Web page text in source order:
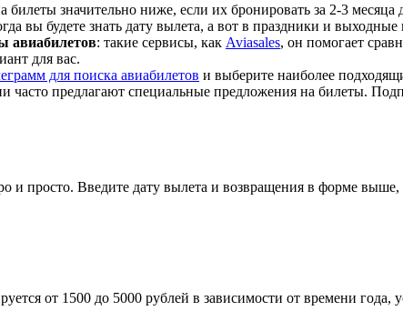
билеты значительно ниже, если их бронировать за 2-3
вы будете знать дату вылета, а вот в праздники и
авиабилетов: такие сервисы, как Aviasales, он помогает
для вас.
для поиска авиабилетов и выберите наиболее
часто предлагают специальные предложения на билеты.
просто. Введите дату вылета и возвращения в форме
от 1500 до 5000 рублей в зависимости от времени